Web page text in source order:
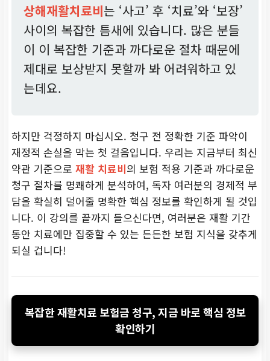
상해재활치료비는 ‘사고’ 후 ‘치료’와 ‘보장’
사이의 복잡한 틈새에 있습니다. 많은 분들
이 이 복잡한 기준과 까다로운 절차 때문에
제대로 보상받지 못할까 봐 어려워하고 있
는데요.
하지만 걱정하지 마십시오. 청구 전 정확한 기준 파악이
재정적 손실을 막는 첫 걸음입니다. 우리는 지금부터 최신
약관 기준으로 재활 치료비의 보험 적용 기준과 까다로운
청구 절차를 명쾌하게 분석하여, 독자 여러분의 경제적 부
담을 확실히 덜어줄 명확한 핵심 정보를 확인하게 될 것입
니다. 이 강의를 끝까지 들으신다면, 여러분은 재활 기간
동안 치료에만 집중할 수 있는 든든한 보험 지식을 갖추게
되실 겁니다!
복잡한 재활치료 보험금 청구, 지금 바로 핵심 정보
확인하기